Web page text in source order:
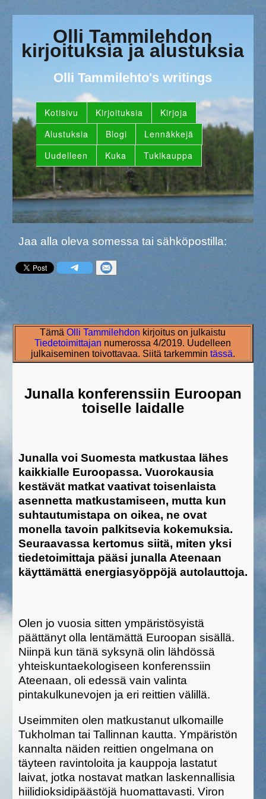
Olli Tammilehdon
kirjoituksia ja alustuksia
Olli Tammilehto's writings
Kotisivu Kirjoituksia
Kirjoja
Alustuksia
Blogi
Lennäkkejä
Uudelleen
Kuka Tukikauppa
Jaa alla oleva somessa tai sähköpostilla:
TämäOlli Tammilehdon kirjoitus on julkaistu
Tiedetoimittajan numerossa 4/2019. Uudelleen
julkaiseminen toivottavaa. Siitä tarkemmin tässä.
Junalla konferenssiin Euroopan
toiselle laidalle
Junalla voi Suomesta matkustaa lähes
kaikkialle Euroopassa. Vuorokausia
kestävät matkat vaativat toisenlaista
asennetta matkustamiseen, mutta kun
suhtautumistapa on oikea, ne ovat
monella tavoin palkitsevia kokemuksia.
Seuraavassa kertomus siitä, miten yksi
tiedetoimittaja pääsi junalla Ateenaan
käyttämättä energiasyöppöjä autolauttoja.
Olen jo vuosia sitten ympäristösyistä
päättänyt olla lentämättä Euroopan sisällä.
Niinpä kun tänä syksynä olin lähdössä
yhteiskuntaekologiseen konferenssiin
Ateenaan, oli edessä vain valinta
pintakulkunevojen ja eri reittien välillä.
Useimmiten olen matkustanut ulkomaille
Tukholman tai Tallinnan kautta. Ympäristön
kannalta näiden reittien ongelmana on
täyteen ravintoloita ja kauppoja lastatut
laivat, jotka nostavat matkan laskennallisia
hiilidioksidipäästöjä huomattavasti. Viron